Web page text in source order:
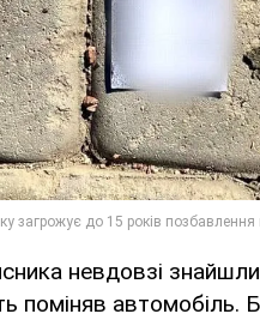
невдовзі
поміняв